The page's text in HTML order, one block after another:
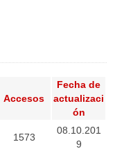
Accesos
Fecha de
actualizaci
ón
1573
08.10.201
9